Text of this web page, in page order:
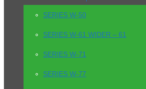
SERIES W-50
SERIES W-61 WIDER – 61
SERIES W-71
SERIES W-77